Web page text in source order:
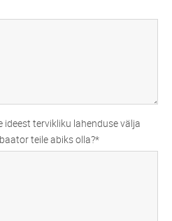
tervikliku lahenduse välja
teile abiks olla?